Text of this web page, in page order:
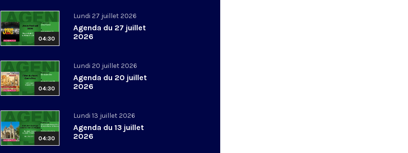
04:30
Lundi 27 juillet 2026
Agenda du 27 juillet
2026
04:30
Lundi 20 juillet 2026
Agenda du 20 juillet
2026
04:30
Lundi 13 juillet 2026
Agenda du 13 juillet
2026